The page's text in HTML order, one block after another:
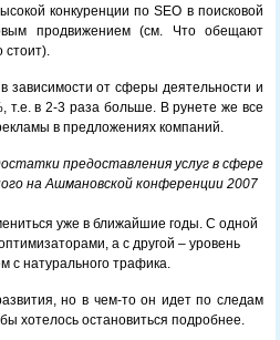
конкуренции по SEO в поисковой
продвижением (см. Что обещают
стоит).
от сферы деятельности и
т.е. в 2-3 раза больше. В рунете же все
в предложениях компаний.
предоставления услуг в сфере
на Ашмановской конференции 2007
уже в ближайшие годы. С одной
а с другой – уровень
с натурального трафика.
но в чем-то он идет по следам
хотелось остановиться подробнее.